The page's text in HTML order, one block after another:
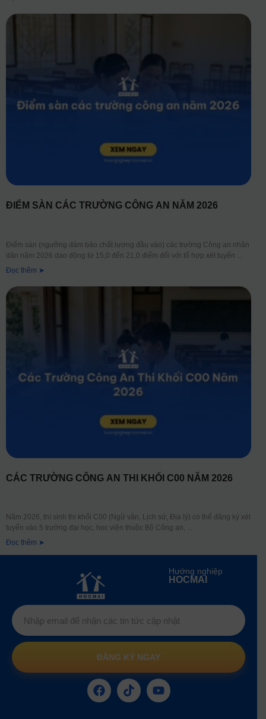
ĐIỂM SÀN CÁC TRƯỜNG CÔNG AN NĂM 2026
Điểm sàn (ngưỡng đảm bảo chất lượng đầu vào) các trường Công an nhân
dân năm 2026 dao động từ 15,0 đến 21,0 điểm đối với tổ hợp xét tuyển
Đọc thêm ➤
CÁC TRƯỜNG CÔNG AN THI KHỐI C00 NĂM 2026
Năm 2026, thí sinh thi khối C00 (Ngữ văn, Lịch sử, Địa lý) có thể đăng ký xét
tuyển vào 5 trường đại học, học viện thuộc Bộ Công an,
Đọc thêm ➤
Hướng nghiệp
HOCMAI
ĐĂNG KÝ NGAY